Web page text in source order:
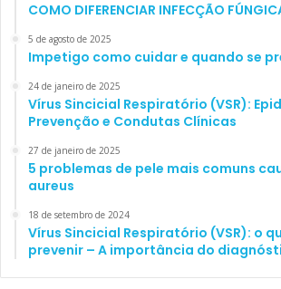
COMO DIFERENCIAR INFECÇÃO
5 de agosto de 2025
Impetigo como cuidar e quando se
24 de janeiro de 2025
Vírus Sincicial Respiratório (VSR):
Prevenção e Condutas Clínicas
27 de janeiro de 2025
5 problemas de pele mais comuns
aureus
18 de setembro de 2024
Vírus Sincicial Respiratório (VSR): o
prevenir – A importância do